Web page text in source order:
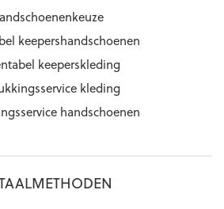
keepershandschoenen
keeperskleding
kleding
handschoenen